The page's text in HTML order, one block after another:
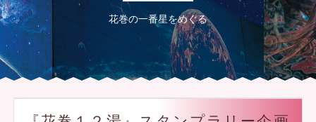
花巻の一番星をめぐる